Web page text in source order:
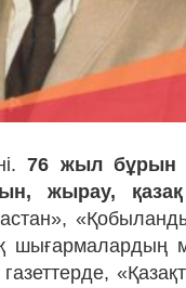
76 жыл бұрын
жырау,